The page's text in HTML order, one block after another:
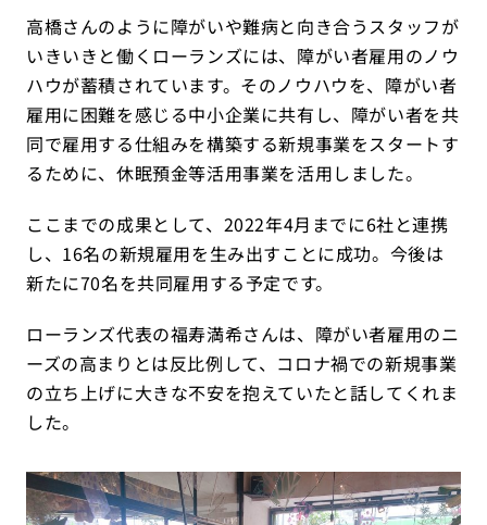
高橋さんのように障がいや難病と向き合うスタッフが
いきいきと働くローランズには、障がい者雇用のノウ
ハウが蓄積されています。そのノウハウを、障がい者
雇用に困難を感じる中小企業に共有し、障がい者を共
同で雇用する仕組みを構築する新規事業をスタートす
るために、休眠預金等活用事業を活用しました。
ここまでの成果として、2022年4月までに6社と連携
し、16名の新規雇用を生み出すことに成功。今後は
新たに70名を共同雇用する予定です。
ローランズ代表の福寿満希さんは、障がい者雇用のニ
ーズの高まりとは反比例して、コロナ禍での新規事業
の立ち上げに大きな不安を抱えていたと話してくれま
した。